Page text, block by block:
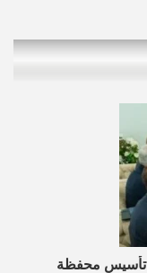
تأسيس محفظة